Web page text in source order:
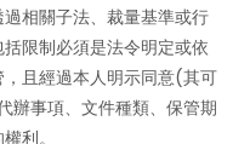
相關子法、裁量基準或行
限制必須是法令明定或依
且經過本人明示同意(其可
辦事項、文件種類、保管期
利。